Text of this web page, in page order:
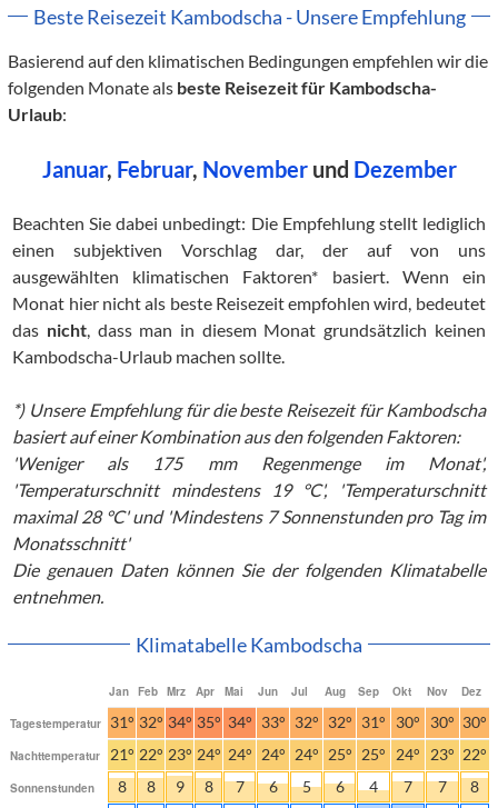
Beste Reisezeit Kambodscha - Unsere Empfehlung
Basierend auf den klimatischen Bedingungen empfehlen wir die
folgenden Monate als beste Reisezeit für Kambodscha-
Urlaub:
Januar, Februar, Novemberund Dezember
Beachten Sie dabei unbedingt: Die Empfehlung stellt lediglich
einen subjektiven Vorschlag dar, der auf von uns
ausgewählten klimatischen Faktoren* basiert. Wenn ein
Monat hier nicht als beste Reisezeit empfohlen wird, bedeutet
das nicht, dass man in diesem Monat grundsätzlich keinen
Kambodscha-Urlaub machen sollte.
*) Unsere Empfehlung für die beste Reisezeit für Kambodscha
basiert auf einer Kombination aus den folgenden Faktoren:
'Weniger als 175 mm Regenmenge im Monat',
'Temperaturschnitt mindestens 19 °C', 'Temperaturschnitt
maximal 28 °C' und 'Mindestens 7 Sonnenstunden pro Tag im
Monatsschnitt'
Die genauen Daten können Sie der folgenden Klimatabelle
entnehmen.
Klimatabelle Kambodscha
Jan Feb Mrz Apr Mai Jun Jul Aug Sep Okt Nov Dez
Tagestemperatur 31° 32° 34° 35° 34° 33° 32° 32° 31° 30° 30° 30°
Nachttemperatur 21° 22° 23° 24° 24° 24° 24° 25° 25° 24° 23° 22°
Sonnenstunden 8 8 9 8 7 6 5 6 4 7 7 8